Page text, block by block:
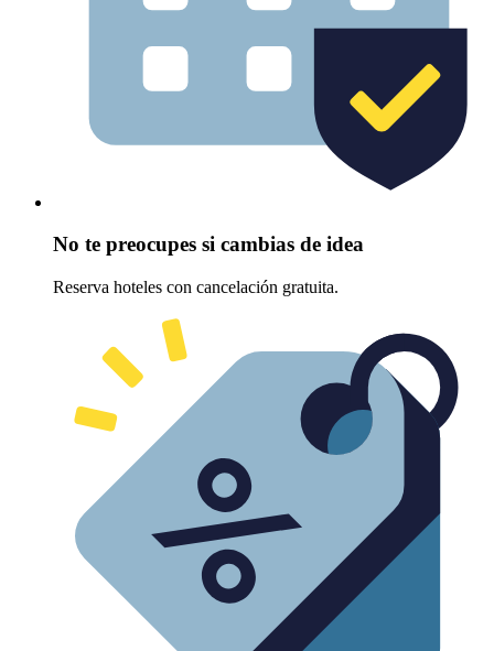
No te preocupes si cambias de idea
Reserva hoteles con cancelación gratuita.